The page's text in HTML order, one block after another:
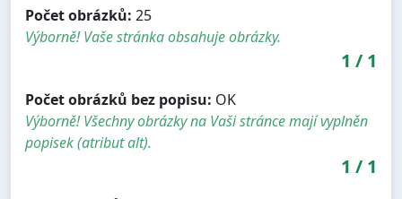
Počet obrázků: 25
Výborně! Vaše stránka obsahuje obrázky.
1 / 1
Počet obrázků bez popisu: OK
Výborně! Všechny obrázky na Vaši stránce mají vyplněn
popisek (atribut alt).
1 / 1